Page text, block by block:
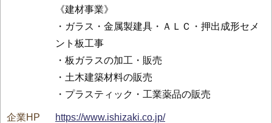
《建材事業》
・ガラス・金属製建具・ＡＬＣ・押出成形セメ
ント板工事
・板ガラスの加工・販売
・土木建築材料の販売
・プラスティック・工業薬品の販売
https://www.ishizaki.co.jp/